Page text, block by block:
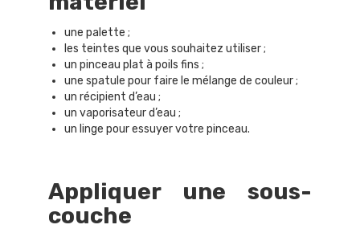
une palette ;
les teintes que vous souhaitez utiliser ;
un pinceau plat à poils fins ;
une spatule pour faire le mélange de couleur ;
un récipient d’eau ;
un vaporisateur d’eau ;
un linge pour essuyer votre pinceau.
Appliquer une sous-
couche